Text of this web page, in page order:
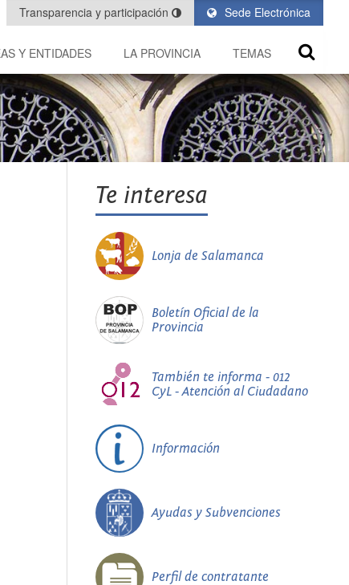
Sede Electrónica
Transparencia y participación
Y ENTIDADES LA PROVINCIA TEMAS
Te interesa
Lonja de Salamanca
Boletín Oficial de la
Provincia
También te informa - 012
CyL - Atención al Ciudadano
Información
Ayudas y Subvenciones
Perfil de contratante